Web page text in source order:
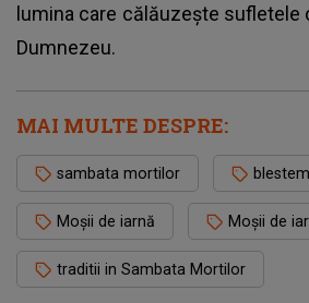
lumina care călăuzește sufletele
Dumnezeu.
MAI MULTE DESPRE:
sambata mortilor
Moşii de iarnă Moşii de
traditii in Sambata Mortilor